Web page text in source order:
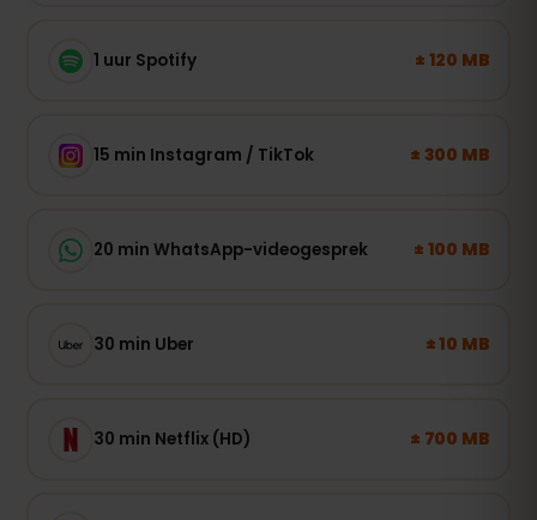
1 uur Spotify ± 120 MB
15 min Instagram / TikTok ± 300 MB
20 min WhatsApp-videogesprek ± 100 MB
30 min Uber ± 10 MB
30 min Netflix (HD) ± 700 MB